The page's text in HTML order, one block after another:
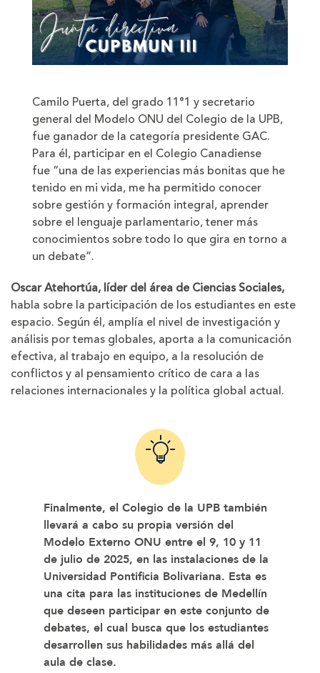
Camilo Puerta, del grado 11°1 y secretario
general del Modelo ONU del Colegio de la UPB,
fue ganador de la categoría presidente GAC.
Para él, participar en el Colegio Canadiense
fue “una de las experiencias más bonitas que he
tenido en mi vida, me ha permitido conocer
sobre gestión y formación integral, aprender
sobre el lenguaje parlamentario, tener más
conocimientos sobre todo lo que gira en torno a
un debate”.
Oscar Atehortúa, líder del área de Ciencias Sociales,
habla sobre la participación de los estudiantes en este
espacio. Según él, amplía el nivel de investigación y
análisis por temas globales, aporta a la comunicación
efectiva, al trabajo en equipo, a la resolución de
conflictos y al pensamiento crítico de cara a las
relaciones internacionales y la política global actual.
Finalmente, el Colegio de la UPB también
llevará a cabo su propia versión del
Modelo Externo ONU entre el 9, 10 y 11
de julio de 2025, en las instalaciones de la
Universidad Pontificia Bolivariana. Esta es
una cita para las instituciones de Medellín
que deseen participar en este conjunto de
debates, el cual busca que los estudiantes
desarrollen sus habilidades más allá del
aula de clase.